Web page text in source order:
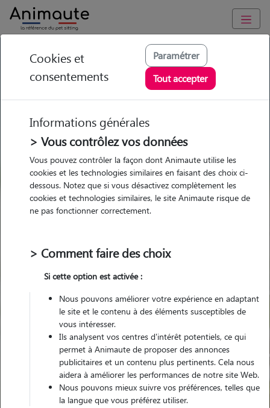
GARDE ANIMAUX à Blénod-lès-Toul : Garde chien et chat en
famille ou à domicile, visites et promenades
Trouvez une garde animaux à
Blénod-lès-Toul
Parmi nos 2 pet-sitters à Blénod-
lès-Toul
Pour quel animal ?
Trouver mon Pet Sitter
Cookies et
consentements
Paramétrer
Tout accepter
Informations générales
> Vous contrôlez vos données
Vous pouvez contrôler la façon dont Animaute utilise les
cookies et les technologies similaires en faisant des choix ci-
dessous. Notez que si vous désactivez complètement les
cookies et technologies similaires, le site Animaute risque de
ne pas fonctionner correctement.
> Comment faire des choix
Si cette option est activée :
Nous pouvons améliorer votre expérience en adaptant
le site et le contenu à des éléments susceptibles de
vous intéresser.
Ils analysent vos centres d'intérêt potentiels, ce qui
permet à Animaute de proposer des annonces
publicitaires et un contenu plus pertinents. Cela nous
aidera à améliorer les performances de notre site Web.
Nous pouvons mieux suivre vos préférences, telles que
la langue que vous préférez utiliser.